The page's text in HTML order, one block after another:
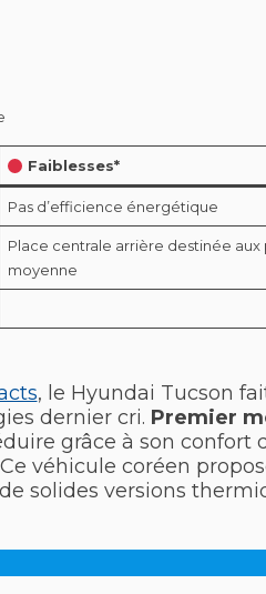
Faiblesses*
Pas d’efficience énergétique
Place centrale arrière destinée aux
moyenne
, le Hyundai Tucson
dernier cri. Premier
grâce à son confort
véhicule coréen
solides versions